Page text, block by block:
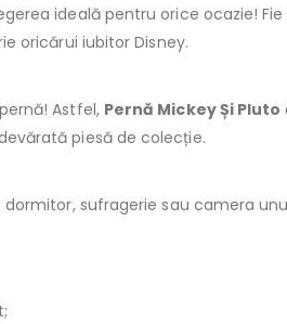
ideală pentru orice ocazie!
oricărui iubitor Disney.
Astfel, Pernă Mickey Și Pluto
piesă de colecție.
sufragerie sau camera